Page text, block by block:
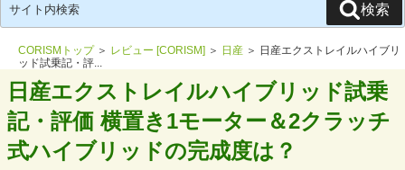
索:
検索
CORISMトップ＞ レビュー [CORISM] ＞ 日産 ＞ 日産エクストレイルハイブリ
ッド試乗記・評...
日産エクストレイルハイブリッド試乗
記・評価 横置き1モーター＆2クラッチ
式ハイブリッドの完成度は？